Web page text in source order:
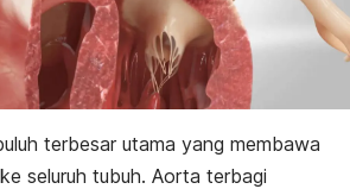
terbesar utama yang membawa
ke seluruh tubuh. Aorta terbagi